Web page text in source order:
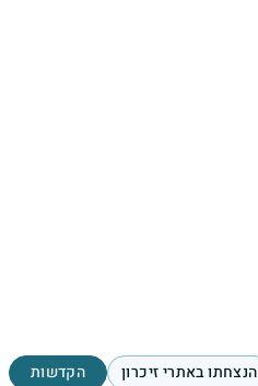
הנצחתו באתרי זיכרון הקדשות